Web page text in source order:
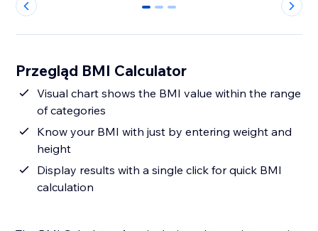
0 1 2
Przegląd BMI Calculator
Visual chart shows the BMI value within the range
of categories
Know your BMI with just by entering weight and
height
Display results with a single click for quick BMI
calculation